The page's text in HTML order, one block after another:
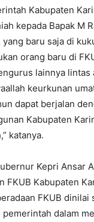
Kabupaten
kepada Bapak M
baru saja di
orang baru di
lainnya lintas
keurkunan
dapat berjalan
Kabupaten
katanya.
Kepri Ansar
FKUB Kabupaten
FKUB dinilai
dalam